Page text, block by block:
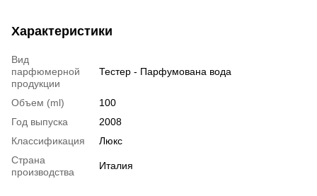
Характеристики
Вид
парфюмерной
продукции
Тестер - Парфумована вода
Объем (ml)
100
Год выпуска
2008
Классификация
Люкс
Страна
производства
Италия